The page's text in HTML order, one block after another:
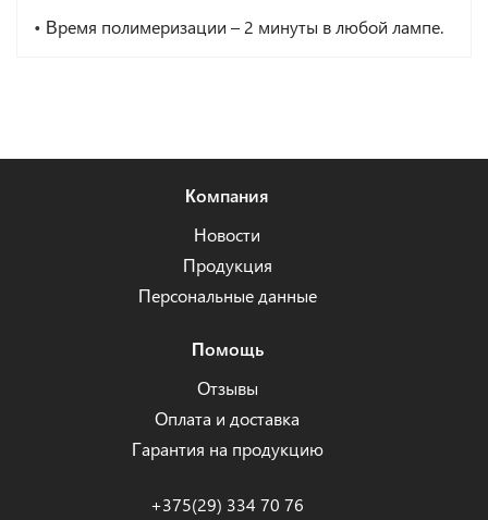
• Время полимеризации – 2 минуты в любой лампе.
Компания
Новости
Продукция
Персональные данные
Помощь
Отзывы
Оплата и доставка
Гарантия на продукцию
+375(29) 334 70 76